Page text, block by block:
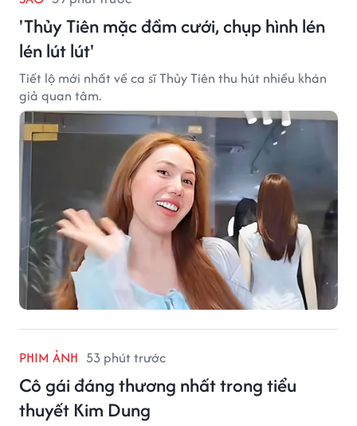
'Thủy Tiên mặc đầm cưới, chụp hình lén
lén lút lút'
Tiết lộ mới nhất về ca sĩ Thủy Tiên thu hút nhiều khán
giả quan tâm.
PHIM ẢNH 53 phút trước
Cô gái đáng thương nhất trong tiểu
thuyết Kim Dung